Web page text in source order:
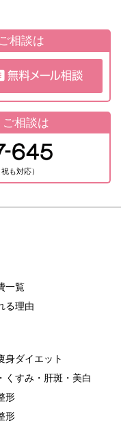
相談は
相談は
も対応）
一覧
る理由
身ダイエット
くすみ・肝斑・美白
形
形